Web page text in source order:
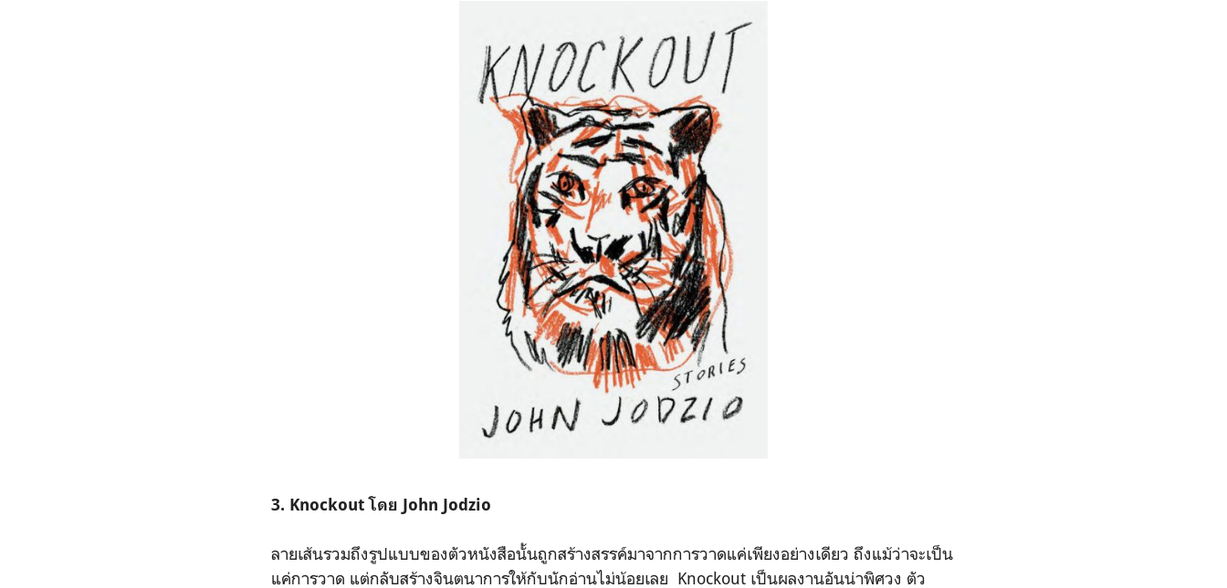
3. Knockout โดย John Jodzio
ลายเส้นรวมถึงรูปแบบของตัวหนังสือนั้นถูกสร้างสรรค์มาจากการวาดแค่เพียงอย่างเดียว ถึงแม้ว่าจะเป็น
แค่การวาด แต่กลับสร้างจินตนาการให้กับนักอ่านไม่น้อยเลย Knockout เป็นผลงานอันน่าพิศวง ตัว